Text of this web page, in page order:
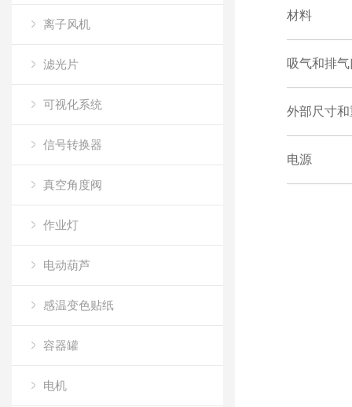
离子风机
滤光片
可视化系统
信号转换器
真空角度阀
作业灯
电动葫芦
感温变色贴纸
容器罐
电机
材料
吸气和排
外部尺寸和
电源